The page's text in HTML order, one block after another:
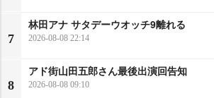
7
林田アナ サタデーウオッチ9離れる
2026-08-08 22:14
8
アド街山田五郎さん最後出演回告知
2026-08-08 09:10